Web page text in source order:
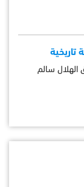
الهلال سالم